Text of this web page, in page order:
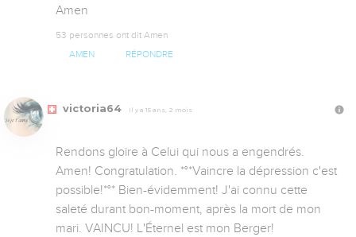
Amen
53 personnes ont dit Amen
AMEN RÉPONDRE
victoria64 Il y a 15 ans, 2 mois
Rendons gloire à Celui qui nous a engendrés.
Amen! Congratulation. *°*Vaincre la dépression c'est
possible!*°* Bien-évidemment! J'ai connu cette
saleté durant bon-moment, après la mort de mon
mari. VAINCU! L'Éternel est mon Berger!